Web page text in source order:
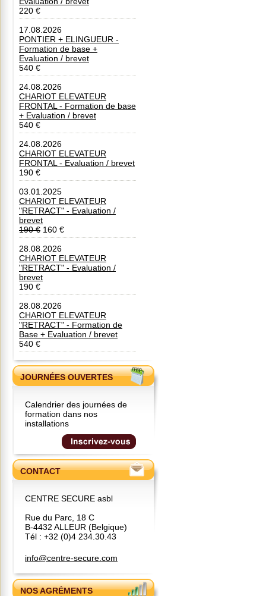
220 €
17.08.2026
PONTIER + ELINGUEUR -
Formation de base +
Evaluation / brevet
540 €
24.08.2026
CHARIOT ELEVATEUR
FRONTAL - Formation de base
+ Evaluation / brevet
540 €
24.08.2026
CHARIOT ELEVATEUR
FRONTAL - Evaluation / brevet
190 €
03.01.2025
CHARIOT ELEVATEUR
"RETRACT" - Evaluation /
brevet
190 € 160 €
28.08.2026
CHARIOT ELEVATEUR
"RETRACT" - Evaluation /
brevet
190 €
28.08.2026
CHARIOT ELEVATEUR
"RETRACT" - Formation de
Base + Evaluation / brevet
540 €
JOURNÉES OUVERTES
Calendrier des journées de
formation dans nos
installations
CONTACT
CENTRE SECURE asbl
Rue du Parc, 18 C
B-4432 ALLEUR (Belgique)
Tél : +32 (0)4 234.30.43
info@centre-secure.com
NOS AGRÉMENTS